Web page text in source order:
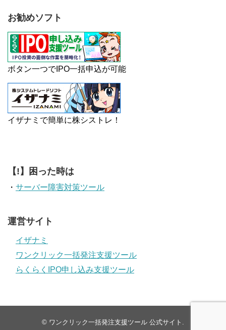
お勧めソフト
ボタン一つでIPO一括申込が可能
イザナミで簡単に株シストレ！
【!】困った時は
・ サーバー障害対策ツール
運営サイト
イザナミ
ワンクリック一括発注支援ツール
らくらくIPO申し込み支援ツール
© ワンクリック一括発注支援ツール 公式サイト .